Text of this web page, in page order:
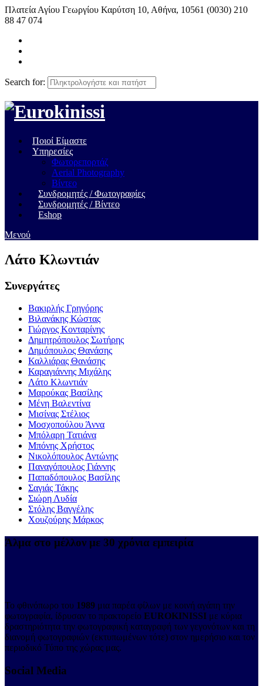
Πλατεία Αγίου Γεωργίου Καρύτση 10, Αθήνα, 10561 (0030) 210
88 47 074
Search for:
Ποιοί Είμαστε
Υπηρεσίες
Φωτορεπορτάζ
Aerial Photography
Βίντεο
Συνδρομητές / Φωτογραφίες
Συνδρομητές / Βίντεο
Eshop
Μενού
Λάτο Κλωντιάν
Συνεργάτες
Βακιρλής Γρηγόρης
Βιλανάκης Κώστας
Γιώργος Κονταρίνης
Δημητρόπουλος Σωτήρης
Δημόπουλος Θανάσης
Καλλιάρας Θανάσης
Καραγιάννης Μιχάλης
Λάτο Κλωντιάν
Μαρούκας Βασίλης
Μένη Βαλεντίνα
Μισίνας Στέλιος
Μοσχοπούλου Άννα
Μπόλαρη Τατιάνα
Μπόνης Χρήστος
Νικολόπουλος Αντώνης
Παναγόπουλος Γιάννης
Παπαδόπουλος Βασίλης
Σαγιάς Τάκης
Σιώρη Λυδία
Στόλης Βαγγέλης
Χουζούρης Μάρκος
Άλμα στο μέλλον με 30 χρόνια εμπειρία
Το φθινόπωρο του 1989 μια παρέα φίλων με κοινή αγάπη την
φωτογραφία, ίδρυσαν το πρακτορείο EUROKINISSI με κύρια
δραστηριότητα την φωτογραφική καταγραφή των γεγονότων και τη
διανομή φωτογραφιών (εκτυπωμένων τότε) στον ημερήσιο και τον
περιοδικό Τύπο της χώρας μας.
Social Media